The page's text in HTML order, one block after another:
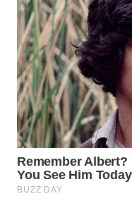
WN
SOLO
WN
BOROBUDUR
WN
MADURA
WN
SURABAYA